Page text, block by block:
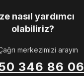
nasıl yardımcı
olabiliriz?
merkezimizi arayın
346 86 06